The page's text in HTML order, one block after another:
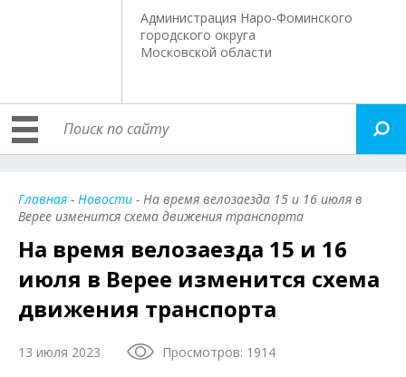
Администрация Наро-Фоминского
городского округа
Московской области
Главная - Новости - На время велозаезда 15 и 16 июля в
Верее изменится схема движения транспорта
На время велозаезда 15 и 16
июля в Верее изменится схема
движения транспорта
13 июля 2023 Просмотров: 1914